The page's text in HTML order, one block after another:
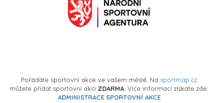
Pořádáte sportovní akce ve vašem městě. Na sportmap.cz
můžete přidat sportovní akci ZDARMA . Více informací získáte zde:
ADMINISTRACE SPORTOVNÍ AKCE